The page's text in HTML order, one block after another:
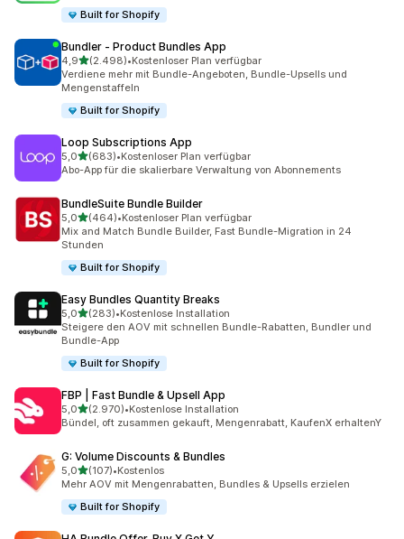
Built for Shopify
Bundler ‑ Product Bundles App
4,9von 5 Sternen
(2.498)
2498 Rezensionen insgesamt
•Kostenloser Plan verfügbar
Verdiene mehr mit Bundle-Angeboten, Bundle-Upsells und
Mengenstaffeln
Built for Shopify
Loop Subscriptions App
5,0von 5 Sternen
(683)
683 Rezensionen insgesamt
•Kostenloser Plan verfügbar
Abo-App für die skalierbare Verwaltung von Abonnements
BundleSuite Bundle Builder
5,0von 5 Sternen
(464)
464 Rezensionen insgesamt
•Kostenloser Plan verfügbar
Mix and Match Bundle Builder, Fast Bundle-Migration in 24
Stunden
Built for Shopify
Easy Bundles Quantity Breaks
5,0von 5 Sternen
(283)
283 Rezensionen insgesamt
•Kostenlose Installation
Steigere den AOV mit schnellen Bundle-Rabatten, Bundler und
Bundle-App
Built for Shopify
FBP | Fast Bundle & Upsell App
5,0von 5 Sternen
(2.970)
2970 Rezensionen insgesamt
•Kostenlose Installation
Bündel, oft zusammen gekauft, Mengenrabatt, KaufenX erhaltenY
G: Volume Discounts & Bundles
5,0von 5 Sternen
(107)
107 Rezensionen insgesamt
•Kostenlos
Mehr AOV mit Mengenrabatten, Bundles & Upsells erzielen
Built for Shopify